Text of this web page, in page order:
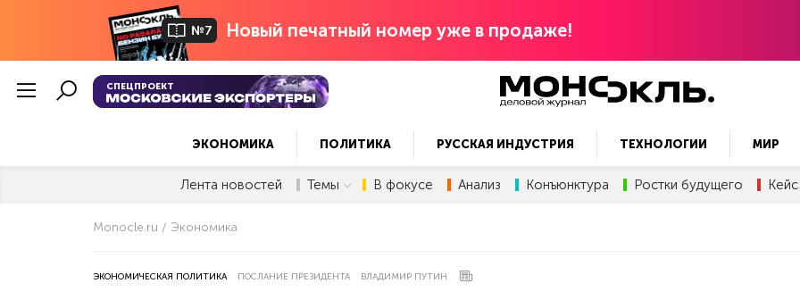
№7 Новый печатный номер уже в продаже!
СПЕЦПРОЕКТ
ЭКОНОМИКА ПОЛИТИКА РУССКАЯ ИНДУСТРИЯ ТЕХНОЛОГИИ МИР
Лента новостей Темы В фокусе Анализ Конъюнктура Ростки будущего Кейс
Monocle.ru Экономика
ЭКОНОМИЧЕСКАЯ ПОЛИТИКА ПОСЛАНИЕ ПРЕЗИДЕНТА ВЛАДИМИР ПУТИН